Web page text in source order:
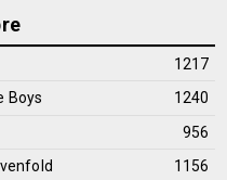
1217
Boys
1240
956
1156